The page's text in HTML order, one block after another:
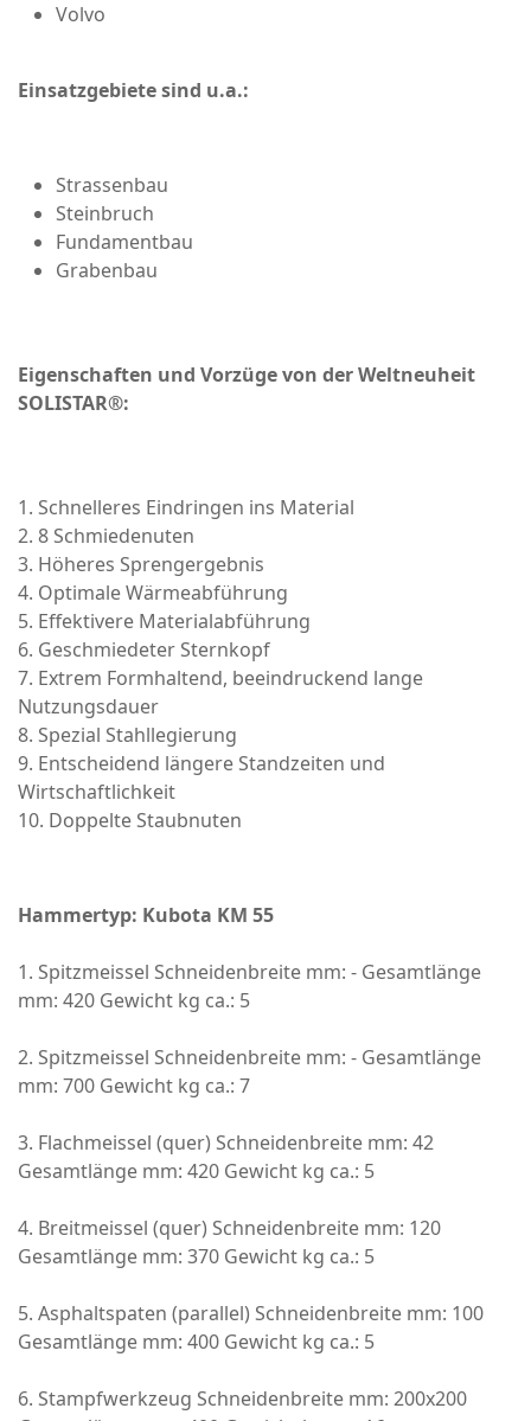
Volvo
Einsatzgebiete sind u.a.:
Strassenbau
Steinbruch
Fundamentbau
Grabenbau
Eigenschaften und Vorzüge von der Weltneuheit
SOLISTAR®:
1. Schnelleres Eindringen ins Material
2. 8 Schmiedenuten
3. Höheres Sprengergebnis
4. Optimale Wärmeabführung
5. Effektivere Materialabführung
6. Geschmiedeter Sternkopf
7. Extrem Formhaltend, beeindruckend lange
Nutzungsdauer
8. Spezial Stahllegierung
9. Entscheidend längere Standzeiten und
Wirtschaftlichkeit
10. Doppelte Staubnuten
Hammertyp: Kubota KM 55
1. Spitzmeissel Schneidenbreite mm: - Gesamtlänge
mm: 420 Gewicht kg ca.: 5
2. Spitzmeissel Schneidenbreite mm: - Gesamtlänge
mm: 700 Gewicht kg ca.: 7
3. Flachmeissel (quer) Schneidenbreite mm: 42
Gesamtlänge mm: 420 Gewicht kg ca.: 5
4. Breitmeissel (quer) Schneidenbreite mm: 120
Gesamtlänge mm: 370 Gewicht kg ca.: 5
5. Asphaltspaten (parallel) Schneidenbreite mm: 100
Gesamtlänge mm: 400 Gewicht kg ca.: 5
6. Stampfwerkzeug Schneidenbreite mm: 200x200